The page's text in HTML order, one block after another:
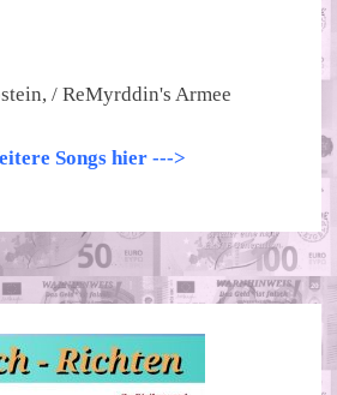
/ ReMyrddin's Armee
Songs hier --->